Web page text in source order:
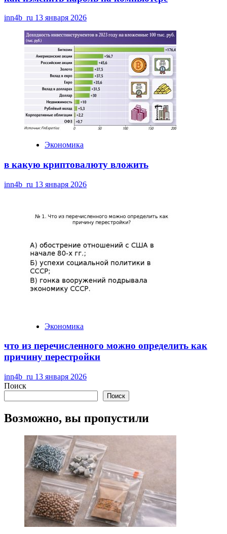
inn4b_ru 13 января 2026
Экономика
в какую криптовалюту вложить
inn4b_ru 13 января 2026
Экономика
что из перечисленного можно определить как
причину перестройки
inn4b_ru 13 января 2026
Поиск
Поиск
Возможно, вы пропустили